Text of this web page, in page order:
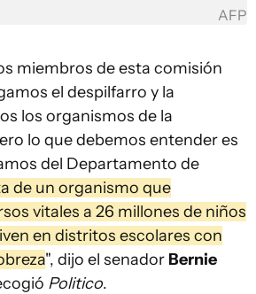
AFP
miembros de esta comisión
el despilfarro y la
los organismos de la
lo que debemos entender es
del Departamento de
de un organismo que
vitales a 26 millones de niños
en distritos escolares con
", dijo el senador Bernie
Politico.